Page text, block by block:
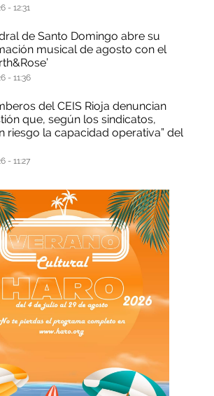
12:31
de Santo Domingo abre su
musical de agosto con el
11:36
del CEIS Rioja denuncian
que, según los sindicatos,
riesgo la capacidad operativa” del
11:27